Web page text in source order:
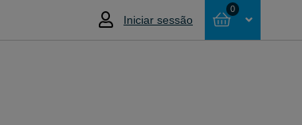
Iniciar sessão
0